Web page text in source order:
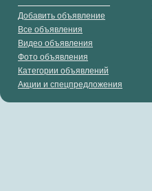
Добавить объявление
Все объявления
Видео объявления
Фото объявления
Категории объявлений
Акции и спецпредложения